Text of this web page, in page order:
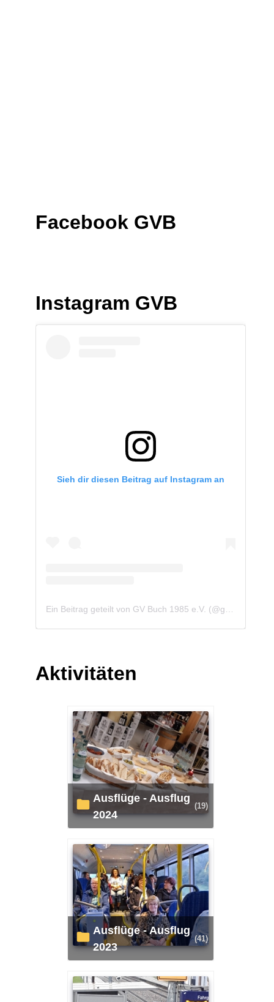
Facebook GVB
Instagram GVB
Sieh dir diesen Beitrag auf Instagram an
Ein Beitrag geteilt von GV Buch 1985 e.V. (@gvbuch1985)
Aktivitäten
Ausflüge - Ausflug
2024
(19)
Ausflüge - Ausflug
2023
(41)